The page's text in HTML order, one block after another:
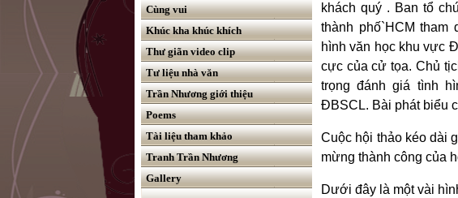
Cùng vui
Khúc kha khúc khích
Thư giãn video clip
Tư liệu nhà văn
Trần Nhương giới thiệu
Poems
Tài liệu tham khảo
Tranh Trần Nhương
Gallery
khách quý . Ban tổ
thành phố`HCM tham
hình văn học khu vực
cực của cử tọa. Chủ
trọng đánh giá tình
ĐBSCL. Bài phát biểu
Cuộc hội thảo kéo dài
mừng thành công của
Dưới đây là một vài